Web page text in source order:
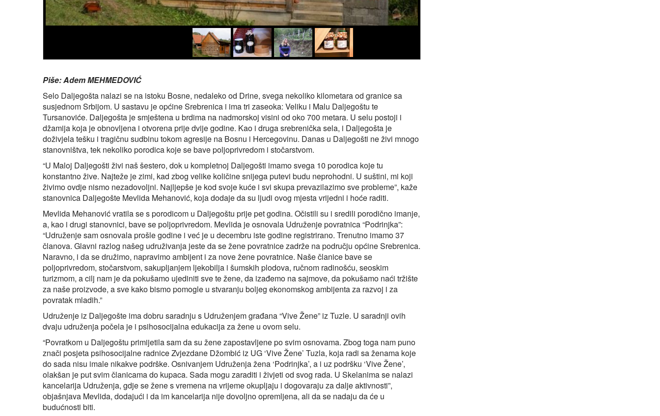
Piše: Adem MEHMEDOVIĆ
Selo Daljegošta nalazi se na istoku Bosne, nedaleko od Drine, svega nekoliko kilometara od granice sa
susjednom Srbijom. U sastavu je općine Srebrenica i ima tri zaseoka: Veliku i Malu Daljegoštu te
Tursanoviće. Daljegošta je smještena u brdima na nadmorskoj visini od oko 700 metara. U selu postoji i
džamija koja je obnovljena i otvorena prije dvije godine. Kao i druga srebrenička sela, i Daljegošta je
doživjela tešku i tragičnu sudbinu tokom agresije na Bosnu i Hercegovinu. Danas u Daljegošti ne živi mnogo
stanovništva, tek nekoliko porodica koje se bave poljoprivredom i stočarstvom.
“U Maloj Daljegošti živi naš šestero, dok u kompletnoj Daljegošti imamo svega 10 porodica koje tu
konstantno žive. Najteže je zimi, kad zbog velike količine snijega putevi budu neprohodni. U suštini, mi koji
živimo ovdje nismo nezadovoljni. Najljepše je kod svoje kuće i svi skupa prevazilazimo sve probleme”, kaže
stanovnica Daljegošte Mevlida Mehanović, koja dodaje da su ljudi ovog mjesta vrijedni i hoće raditi.
Mevlida Mehanović vratila se s porodicom u Daljegoštu prije pet godina. Očistili su i sredili porodično imanje,
a, kao i drugi stanovnici, bave se poljoprivredom. Mevlida je osnovala Udruženje povratnica “Podrinjka”:
“Udruženje sam osnovala prošle godine i već je u decembru iste godine registrirano. Trenutno imamo 37
članova. Glavni razlog našeg udruživanja jeste da se žene povratnice zadrže na području općine Srebrenica.
Naravno, i da se družimo, napravimo ambijent i za nove žene povratnice. Naše članice bave se
poljoprivredom, stočarstvom, sakupljanjem ljekobilja i šumskih plodova, ručnom radinošću, seoskim
turizmom, a cilj nam je da pokušamo ujediniti sve te žene, da izađemo na sajmove, da pokušamo naći tržište
za naše proizvode, a sve kako bismo pomogle u stvaranju boljeg ekonomskog ambijenta za razvoj i za
povratak mladih.”
Udruženje iz Daljegošte ima dobru saradnju s Udruženjem građana “Vive Žene” iz Tuzle. U saradnji ovih
dvaju udruženja počela je i psihosocijalna edukacija za žene u ovom selu.
“Povratkom u Daljegoštu primijetila sam da su žene zapostavljene po svim osnovama. Zbog toga nam puno
znači posjeta psihosocijalne radnice Zvjezdane Džombić iz UG ‘Vive Žene’ Tuzla, koja radi sa ženama koje
do sada nisu imale nikakve podrške. Osnivanjem Udruženja žena ‘Podrinjka’, a i uz podršku ‘Vive Žene’,
olakšan je put svim članicama do kupaca. Sada mogu zaraditi i živjeti od svog rada. U Skelanima se nalazi
kancelarija Udruženja, gdje se žene s vremena na vrijeme okupljaju i dogovaraju za dalje aktivnosti”,
objašnjava Mevlida, dodajući i da im kancelarija nije dovoljno opremljena, ali da se nadaju da će u
budućnosti biti.